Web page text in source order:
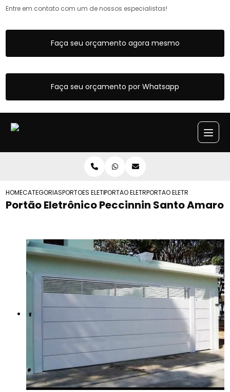
Entre em contato com um de nossos especialistas!
Faça seu orçamento agora mesmo
Faça seu orçamento por Whatsapp
HOMECATEGORIASPORTOES ELETRONICOSPORTAO ELETRONICO DE MOTOR
PORTAO ELETRONICO
Portão Eletrônico Peccinnin Santo Amaro